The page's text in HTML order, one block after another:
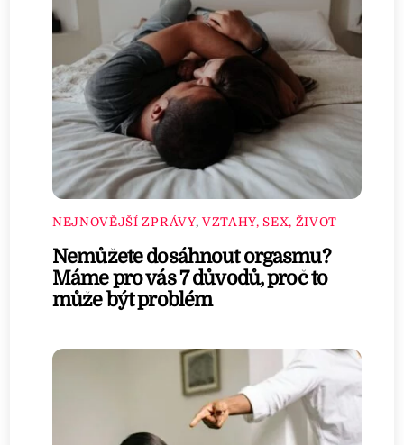
NEJNOVĚJŠÍ ZPRÁVY, VZTAHY, SEX, ŽIVOT
Nemůžete dosáhnout orgasmu?
Máme pro vás 7 důvodů, proč to
může být problém